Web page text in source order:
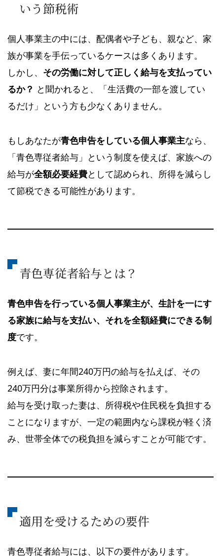
いう節税術
個人事業主の中には、配偶者や子ども、親など、家
族が事業を手伝っているケースは多くあります。
しかし、 その労働に対して正しく給与を支払ってい
るか？ と聞かれると、「生活費の一部を渡してい
るだけ」という方も少なくありません。
もしあなたが青色申告をしている個人事業主なら、
「青色専従者給与」という制度を使えば、家族への
給与が全額必要経費として認められ、所得を減らし
て節税できる可能性があります。
青色専従者給与とは？
青色申告を行っている個人事業主が、生計を一にす
る家族に給与を支払い、それを全額経費にできる制
度です。
例えば、妻に年間240万円の給与を払えば、その
240万円分は事業所得から控除されます。
給与を受け取った妻は、所得税や住民税を負担する
ことになりますが、一定の範囲内なら課税が軽く済
み、世帯全体での税負担を減らすことが可能です。
適用を受けるための要件
青色専従者給与には、以下の要件があります。